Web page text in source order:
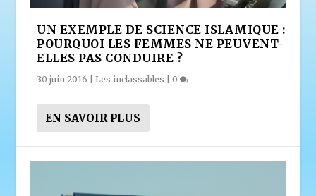
UN EXEMPLE DE SCIENCE ISLAMIQUE :
POURQUOI LES FEMMES NE PEUVENT-
ELLES PAS CONDUIRE ?
30 juin 2016 Les inclassables |0
EN SAVOIR PLUS